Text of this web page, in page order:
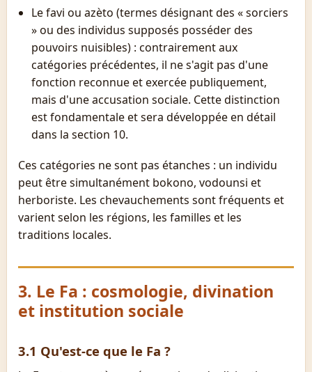
Le favi ou azèto (termes désignant des « sorciers
» ou des individus supposés posséder des
pouvoirs nuisibles) : contrairement aux
catégories précédentes, il ne s'agit pas d'une
fonction reconnue et exercée publiquement,
mais d'une accusation sociale. Cette distinction
est fondamentale et sera développée en détail
dans la section 10.
Ces catégories ne sont pas étanches : un individu
peut être simultanément bokono, vodounsi et
herboriste. Les chevauchements sont fréquents et
varient selon les régions, les familles et les
traditions locales.
3. Le Fa : cosmologie, divination
et institution sociale
3.1 Qu'est-ce que le Fa ?